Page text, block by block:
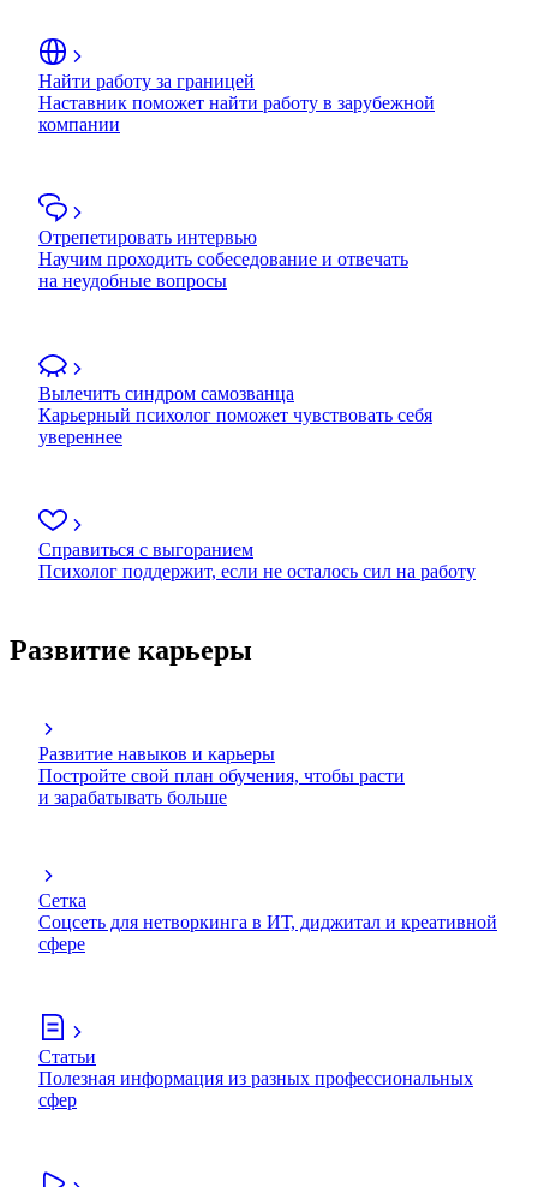
Найти работу за границей
Наставник поможет найти работу в зарубежной
компании
Отрепетировать интервью
Научим проходить собеседование и отвечать
на неудобные вопросы
Вылечить синдром самозванца
Карьерный психолог поможет чувствовать себя
увереннее
Справиться с выгоранием
Психолог поддержит, если не осталось сил на работу
Развитие карьеры
Развитие навыков и карьеры
Постройте свой план обучения, чтобы расти
и зарабатывать больше
Сетка
Соцсеть для нетворкинга в ИТ, диджитал и креативной
сфере
Статьи
Полезная информация из разных профессиональных
сфер